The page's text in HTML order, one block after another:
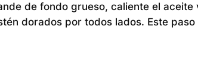
de fondo grueso, caliente el
dorados por todos lados. Este